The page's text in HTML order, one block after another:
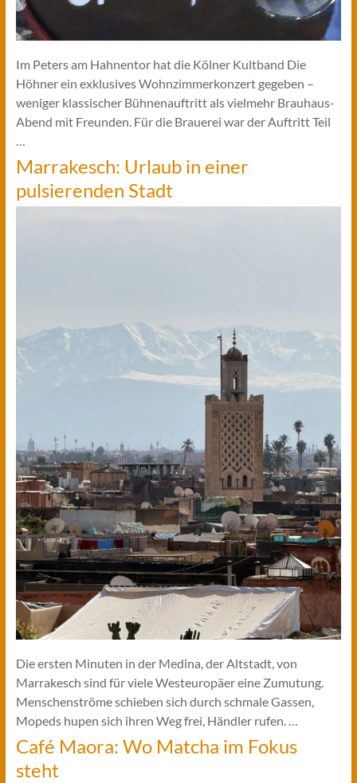
Im Peters am Hahnentor hat die Kölner Kultband Die
Höhner ein exklusives Wohnzimmerkonzert gegeben –
weniger klassischer Bühnenauftritt als vielmehr Brauhaus-
Abend mit Freunden. Für die Brauerei war der Auftritt Teil
Marrakesch: Urlaub in einer
pulsierenden Stadt
Die ersten Minuten in der Medina, der Altstadt, von
Marrakesch sind für viele Westeuropäer eine Zumutung.
Menschenströme schieben sich durch schmale Gassen,
Mopeds hupen sich ihren Weg frei, Händler rufen. …
Café Maora: Wo Matcha im Fokus
steht